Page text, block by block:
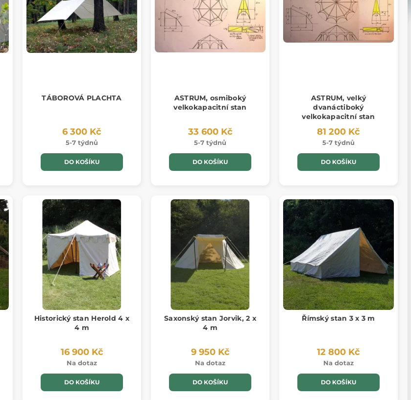
TÁBOROVÁ PLACHTA
6 300 Kč
5-7 týdnů
DO KOŠÍKU
ASTRUM, osmiboký
velkokapacitní stan
33 600 Kč
5-7 týdnů
DO KOŠÍKU
ASTRUM, velký
dvanáctiboký
velkokapacitní stan
81 200 Kč
5-7 týdnů
DO KOŠÍKU
Historický stan Herold 4 x
4 m
16 900 Kč
Na dotaz
DO KOŠÍKU
Saxonský stan Jorvik, 2 x
4 m
9 950 Kč
Na dotaz
DO KOŠÍKU
Římský stan 3 x 3 m
12 800 Kč
Na dotaz
DO KOŠÍKU